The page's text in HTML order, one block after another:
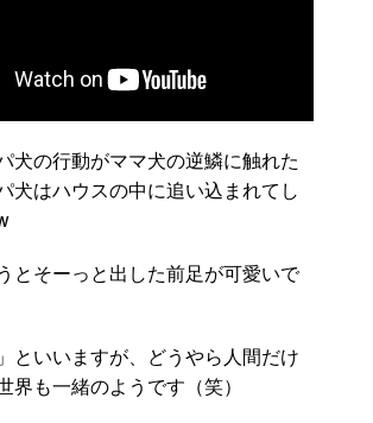
犬の行動がママ犬の逆鱗に触れた
犬はハウスの中に追い込まれてし
とそーっと出した前足が可愛いで
といいますが、どうやら人間だけ
界も一緒のようです（笑）